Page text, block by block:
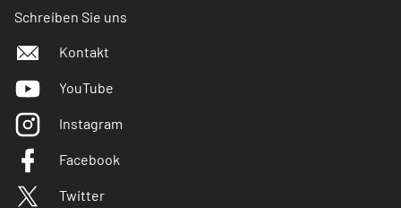
Schreiben Sie uns
Kontakt
YouTube
Instagram
Facebook
Twitter